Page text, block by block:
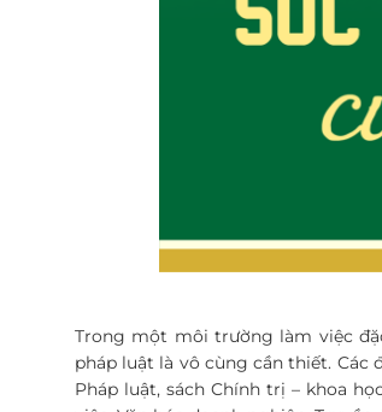
Trong một môi trường làm việc
pháp luật là vô cùng cần thiết. Các
Pháp luật, sách Chính trị – khoa